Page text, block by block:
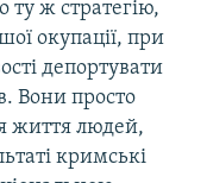
ту ж стратегію,
окупації, при
депортувати
Вони просто
життя людей,
кримські